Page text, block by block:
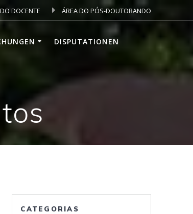
DOCENTE ÁREA DO PÓS-DOUTORANDO
DISPUTATIONEN
CATEGORIAS